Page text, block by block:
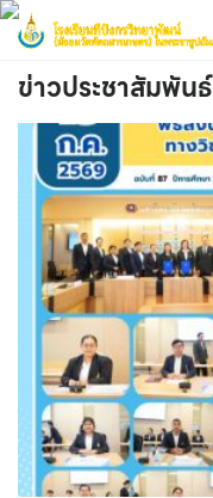
Skip
content
ข่าวประชาสัมพันธ์